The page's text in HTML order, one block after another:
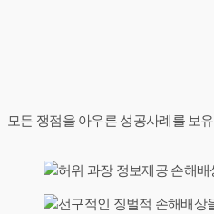
모든 쟁점을 아우른 성공사례를 보